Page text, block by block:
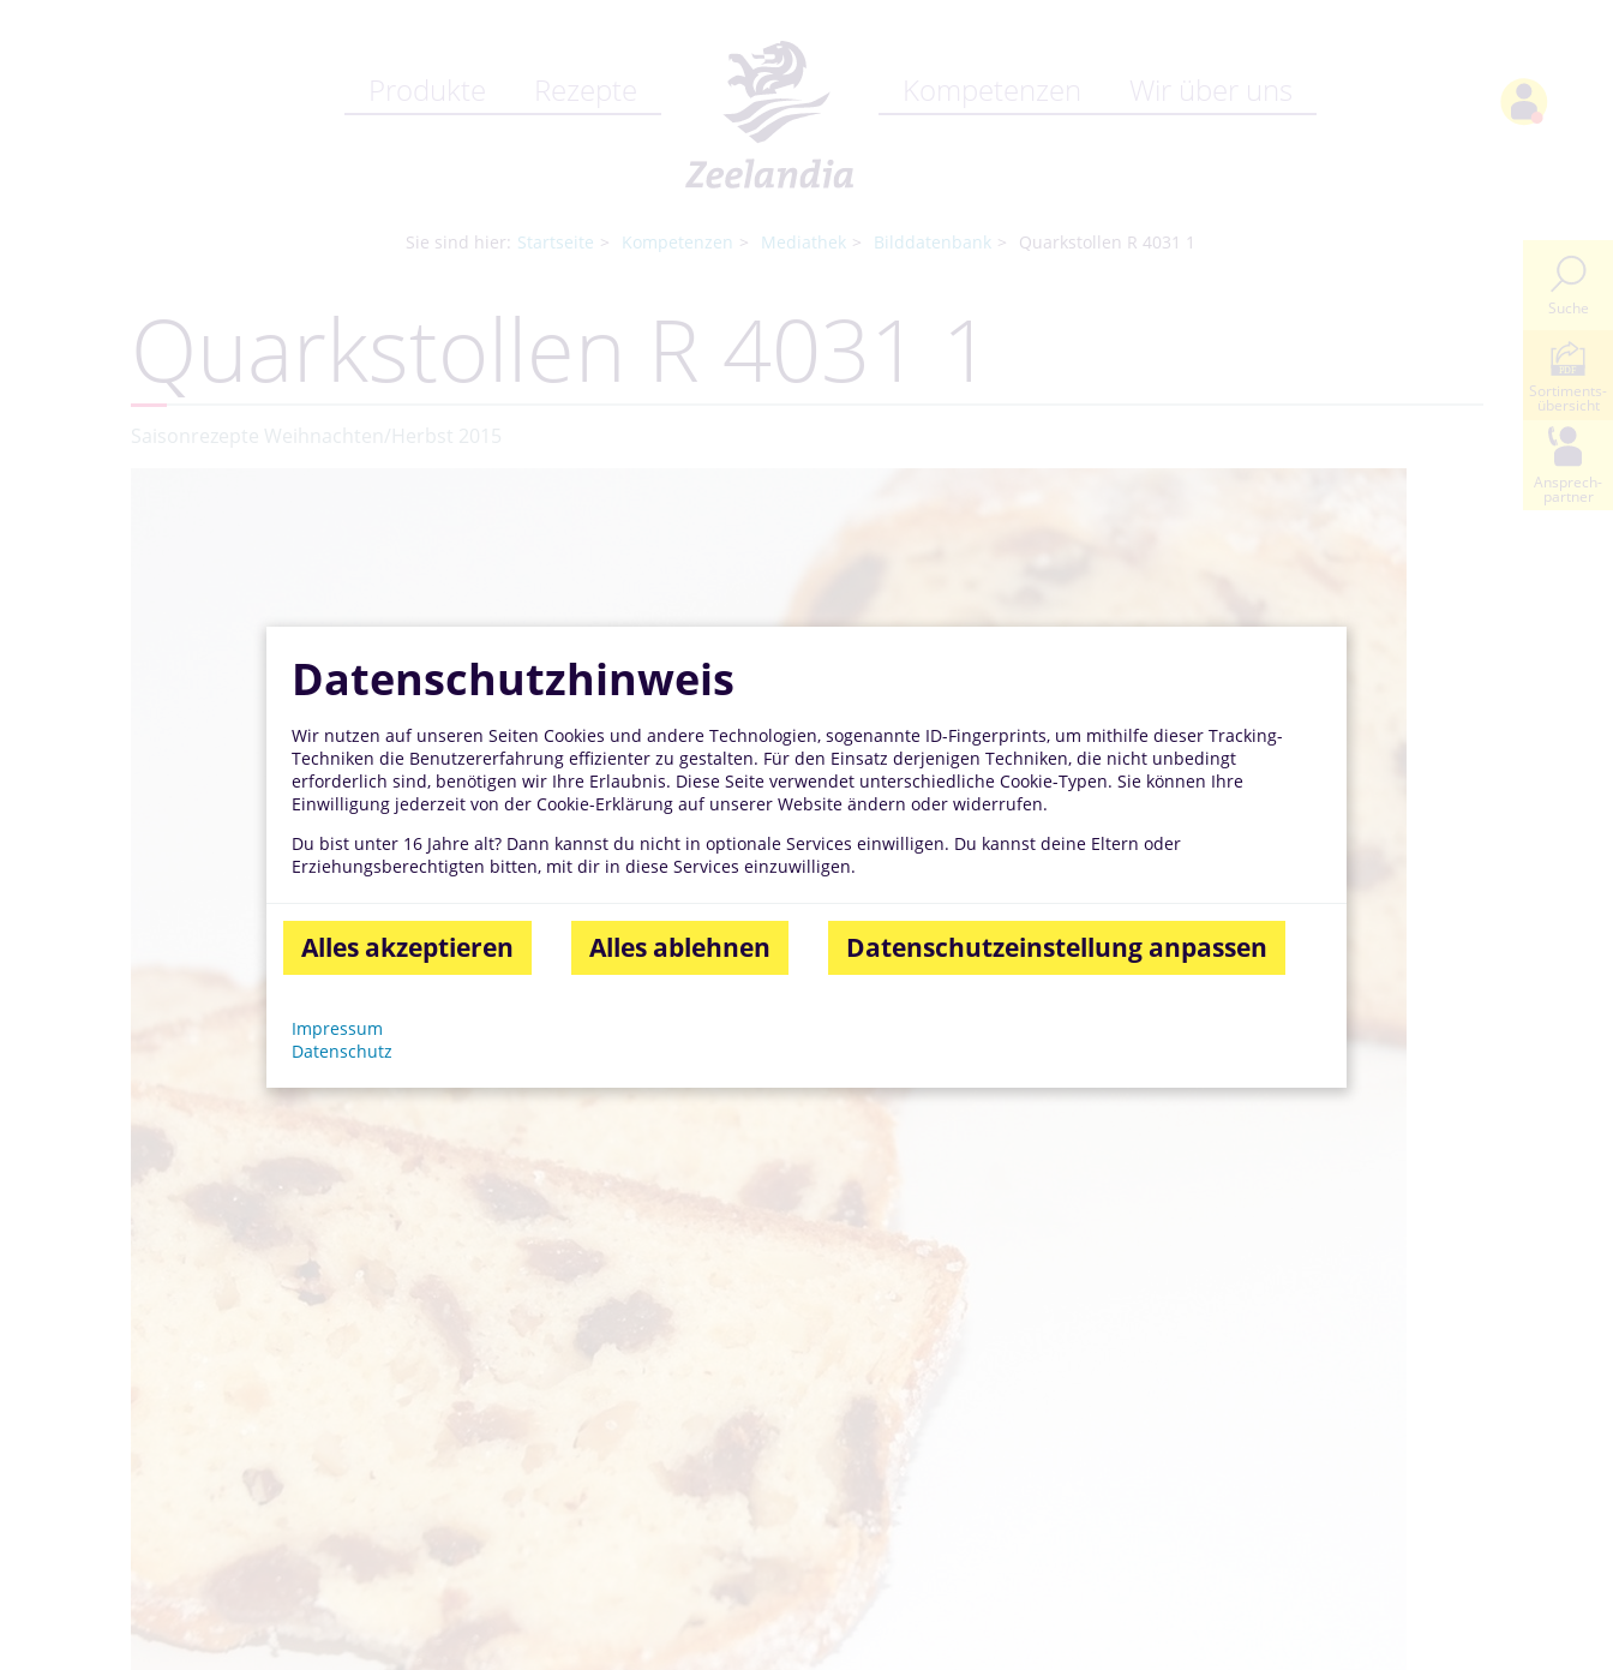
Produkte Rezepte Kompetenzen Wir über uns
Sie sind hier: Startseite Kompetenzen Mediathek Bilddatenbank Quarkstollen R 4031 1
Suche
Sortiments-
übersicht
Ansprech-
partner
Quarkstollen R 4031 1
Saisonrezepte Weihnachten/Herbst 2015
Datenschutzhinweis
Wir nutzen auf unseren Seiten Cookies und andere Technologien, sogenannte ID-Fingerprints, um mithilfe dieser Tracking-
Techniken die Benutzererfahrung effizienter zu gestalten. Für den Einsatz derjenigen Techniken, die nicht unbedingt
erforderlich sind, benötigen wir Ihre Erlaubnis. Diese Seite verwendet unterschiedliche Cookie-Typen. Sie können Ihre
Einwilligung jederzeit von der Cookie-Erklärung auf unserer Website ändern oder widerrufen.
Du bist unter 16 Jahre alt? Dann kannst du nicht in optionale Services einwilligen. Du kannst deine Eltern oder
Erziehungsberechtigten bitten, mit dir in diese Services einzuwilligen.
Alles akzeptieren Alles ablehnen Datenschutzeinstellung anpassen
Impressum
Datenschutz